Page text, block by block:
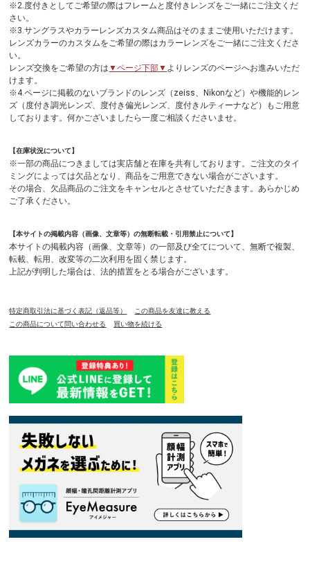
※2.度付きとしてご希望の際はフレームと度付きレンズをご一緒にご注文くだ
さい。
※3.サングラスやカラーレンズカスタム商品はそのままご使用いただけます。
レンズカラーのカスタムをご希望の際はカラーレンズをご一緒にご注文くださ
い。
レンズ交換をご希望の方は ▼ページ下部▼ よりレンズのページへお進みいただ
けます。
※4.ページに掲載のないブランドのレンズ（zeiss、Nikonなど）や機能的レン
ズ（度付き調光レンズ、度付き偏光レンズ、度付きルティーナなど）もご用意
しております。何かございましたら一度ご相談くださいませ。
【在庫状況について】
※一部の商品につきましては実店舗と在庫を共有しております。ご注文のタイ
ミングによっては欠品となり、商品をご用意できない場合がございます。
その場合、欠品商品のご注文をキャンセルとさせていただきます。あらかじめ
ご了承ください。
【本サイトの掲載内容（画像、文章等）の無断転載・引用禁止について】
本サイトの掲載内容（画像、文章等）の一部及び全てについて、無断で複製、
転載、転用、改変等の二次利用を固く禁じます。
上記が判明した場合は、法的措置をとる場合がございます。
特定商取引法に基づく表記（返品等）
この商品を友達に教える
この商品について問い合わせる
買い物を続ける